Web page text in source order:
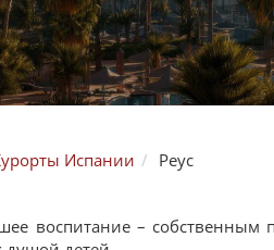
Испании Реус
воспитание –